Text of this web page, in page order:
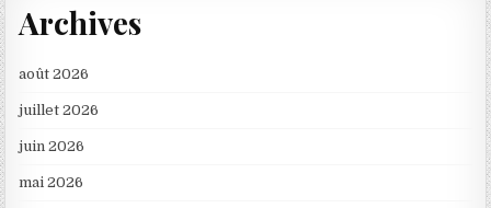
Archives
août 2026
juillet 2026
juin 2026
mai 2026